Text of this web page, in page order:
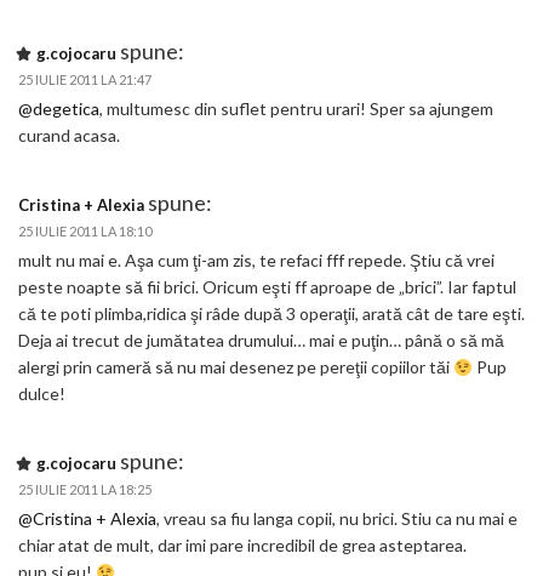
g.cojocaru spune:
25 IULIE 2011 LA 21:47
@degetica, multumesc din suflet pentru urari! Sper sa ajungem
curand acasa.
Cristina + Alexia spune:
25 IULIE 2011 LA 18:10
mult nu mai e. Aşa cum ţi-am zis, te refaci fff repede. Ştiu că vrei
peste noapte să fii brici. Oricum eşti ff aproape de „brici”. Iar faptul
că te poti plimba,ridica şi râde după 3 operaţii, arată cât de tare eşti.
Deja ai trecut de jumătatea drumului… mai e puţin… până o să mă
alergi prin cameră să nu mai desenez pe pereţii copiilor tăi
Pup
dulce!
g.cojocaru spune:
25 IULIE 2011 LA 18:25
@Cristina + Alexia, vreau sa fiu langa copii, nu brici. Stiu ca nu mai e
chiar atat de mult, dar imi pare incredibil de grea asteptarea.